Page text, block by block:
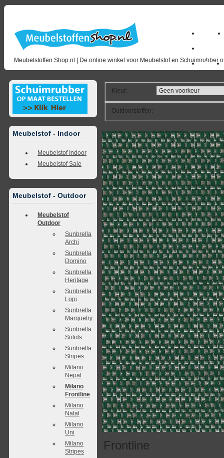
Meubelstoffen Shop.nl | De online winkel voor Meubelstof en Schuimrubber
Home
Outlet
Meubelstof - Indoor
Meubelstof Indoor
Meubelstof Sale
Meubelstof - Outdoor
Meubelstof
Outdoor
Sunbrella
Archi
Sunbrella
Domino
Sunbrella
Heritage
Sunbrella
Lopi
Sunbrella
Marquetry
Sunbrella
Solids
Sunbrella
Stripes
Milano
Nepal
Milano
Frontline
Milano
Natal
Milano
Uni
Milano
Stripes
Kleur:
Outdoorstoffen:
Frontline